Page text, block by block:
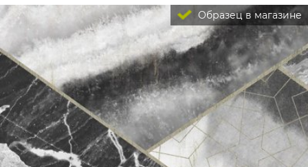
Образец в магазине